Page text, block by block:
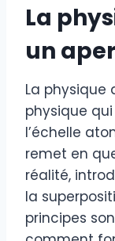
La
un
La
physique
l’échelle
remet en
réalité,
la
principes